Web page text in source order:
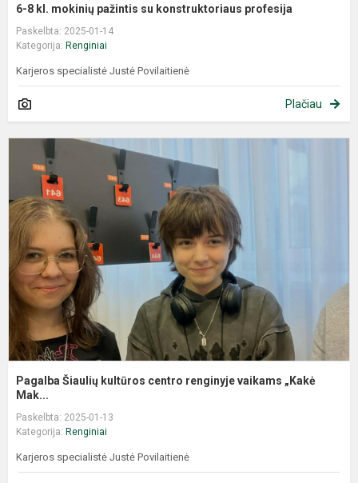
6-8 kl. mokinių pažintis su konstruktoriaus profesija
Paskelbta: 2025-01-14
Kategorija: Renginiai
Karjeros specialistė Justė Povilaitienė
Plačiau
Pagalba Šiaulių kultūros centro renginyje vaikams „Kakė
Mak...
Paskelbta: 2025-01-13
Kategorija: Renginiai
Karjeros specialistė Justė Povilaitienė